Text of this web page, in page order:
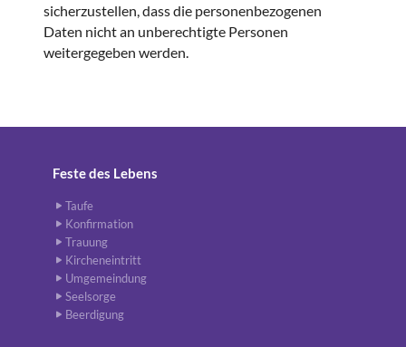
sicherzustellen, dass die personenbezogenen
Daten nicht an unberechtigte Personen
weitergegeben werden.
Feste des Lebens
Taufe
Konfirmation
Trauung
Kircheneintritt
Umgemeindung
Seelsorge
Beerdigung